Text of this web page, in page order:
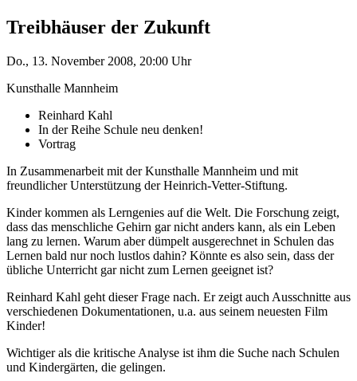
Treibhäuser der Zukunft
Do., 13. November 2008, 20:00 Uhr
Kunsthalle Mannheim
Reinhard Kahl
In der Reihe Schule neu denken!
Vortrag
In Zusammenarbeit mit der Kunsthalle Mannheim und mit
freundlicher Unterstützung der Heinrich-Vetter-Stiftung.
Kinder kommen als Lerngenies auf die Welt. Die Forschung zeigt,
dass das menschliche Gehirn gar nicht anders kann, als ein Leben
lang zu lernen. Warum aber dümpelt ausgerechnet in Schulen das
Lernen bald nur noch lustlos dahin? Könnte es also sein, dass der
übliche Unterricht gar nicht zum Lernen geeignet ist?
Reinhard Kahl geht dieser Frage nach. Er zeigt auch Ausschnitte aus
verschiedenen Dokumentationen, u.a. aus seinem neuesten Film
Kinder!
Wichtiger als die kritische Analyse ist ihm die Suche nach Schulen
und Kindergärten, die gelingen.